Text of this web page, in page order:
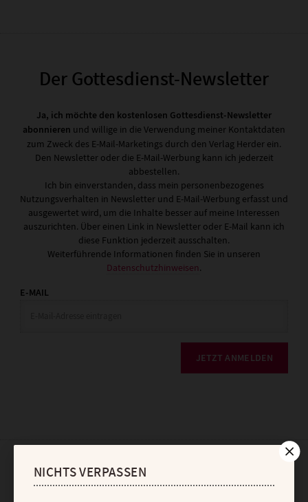
Der Gottesdienst-Newsletter
Ja, ich möchte den kostenlosen Gottesdienst-Newsletter
abonnieren und willige in die Verwendung meiner Kontaktdaten
zum Zweck des E-Mail-Marketings durch den Verlag Herder ein.
Den Newsletter oder die E-Mail-Werbung kann ich jederzeit
abbestellen.
Ich bin einverstanden, dass mein personenbezogenes
Nutzungsverhalten in Newsletter und E-Mail-Werbung erfasst und
ausgewertet wird, um die Inhalte besser auf meine Interessen
auszurichten. Über einen Link in Newsletter oder E-Mail kann ich
diese Funktion jederzeit ausschalten.
Weiterführende Informationen finden Sie in unseren
Datenschutzhinweisen.
E-MAIL
JETZT ANMELDEN
AGB und Widerrufsbelehrung
NICHTS VERPASSEN